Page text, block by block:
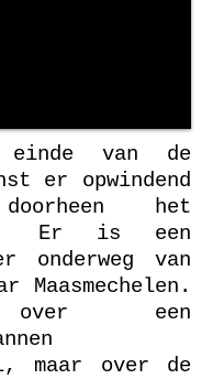
van de
er opwindend
het
Er is een
onderweg van
Maasmechelen.
een
maar over de